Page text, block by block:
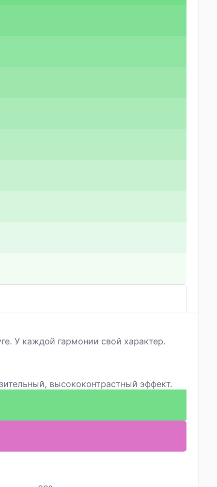
У каждой гармонии свой характер.
высококонтрастный эффект.